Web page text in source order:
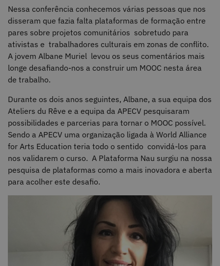
Nessa conferência conhecemos várias pessoas que nos
disseram que fazia falta plataformas de formação entre
pares sobre projetos comunitários sobretudo para
ativistas e trabalhadores culturais em zonas de conflito.
A jovem Albane Muriel levou os seus comentários mais
longe desafiando-nos a construir um MOOC nesta área
de trabalho.
Durante os dois anos seguintes, Albane, a sua equipa dos
Ateliers du Rêve e a equipa da APECV pesquisaram
possibilidades e parcerias para tornar o MOOC possível.
Sendo a APECV uma organização ligada à World Alliance
for Arts Education teria todo o sentido convidá-los para
nos validarem o curso. A Plataforma Nau surgiu na nossa
pesquisa de plataformas como a mais inovadora e aberta
para acolher este desafio.